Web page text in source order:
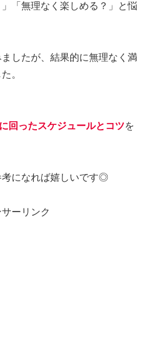
」「無理なく楽しめる？」と悩
したが、結果的に無理なく満
。
回ったスケジュールとコツを
考になれば嬉しいです◎
ーリンク